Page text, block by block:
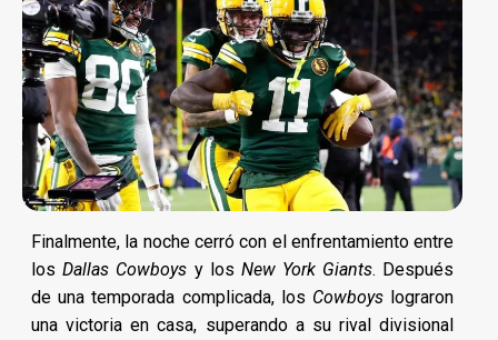
Finalmente, la noche cerró con el enfrentamiento entre
losDallas Cowboys y los New York Giants. Después
de una temporada complicada, los Cowboys lograron
una victoria en casa, superando a su rival divisional